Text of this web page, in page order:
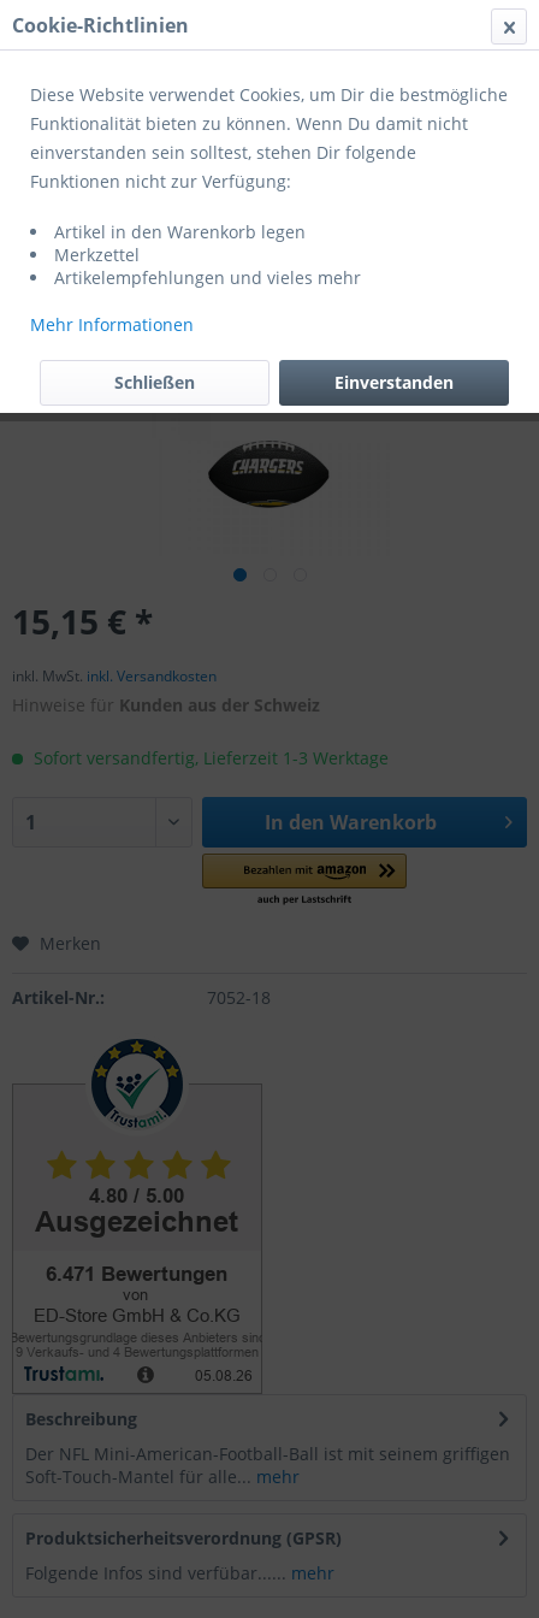
Menü
Übersicht Jugendbälle
Angeles Chargers WTF1533BLXBLAC
15,15 € *
inkl. MwSt. inkl. Versandkosten
Hinweise für Kunden aus der Schweiz
Sofort versandfertig, Lieferzeit 1-3 Werktage
In den Warenkorb
Merken
Artikel-Nr.: 7052-18
Beschreibung
Der NFL Mini-American-Football-Ball ist mit seinem griffigen
Soft-Touch-Mantel für alle... mehr
Produktsicherheitsverordnung (GPSR)
Folgende Infos sind verfübar...... mehr
Cookie-Richtlinien
Diese Website verwendet Cookies, um Dir die bestmögliche
Funktionalität bieten zu können. Wenn Du damit nicht
einverstanden sein solltest, stehen Dir folgende
Funktionen nicht zur Verfügung:
Artikel in den Warenkorb legen
Merkzettel
Artikelempfehlungen und vieles mehr
Mehr Informationen
Einverstanden
Schließen